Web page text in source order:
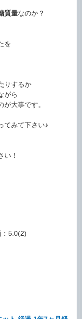
質量なのか？
を
りするか
がら
大事です。
てみて下さい♪
い！
5.0(2)